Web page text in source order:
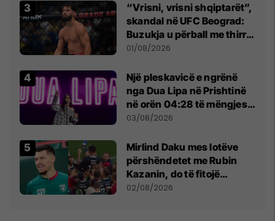
“Vrisni, vrisni shqiptarët”,
skandal në UFC Beograd:
Buzukja u përball me thirrje
anti-shqiptare nga
01/08/2026
Një pleskavicë e ngrënë
nga Dua Lipa në Prishtinë
në orën 04:28 të mëngjesit
- dhe bota digjitale serbe
03/08/2026
Mirlind Daku mes lotëve
përshëndetet me Rubin
Kazanin, do të fitojë
miliona te Spartak Moska
02/08/2026